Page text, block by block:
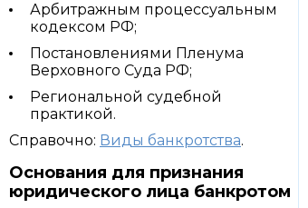
Арбитражным процессуальным
кодексом РФ;
Постановлениями Пленума
Верховного Суда РФ;
Региональной судебной
практикой.
Справочно: Виды банкротства.
Основания для признания
юридического лица банкротом